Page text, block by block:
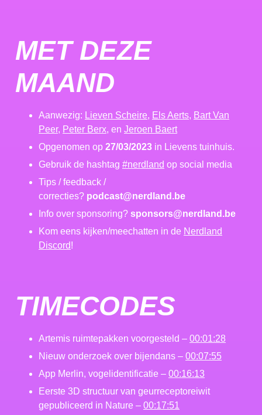
MET DEZE
MAAND
Aanwezig: Lieven Scheire, Els Aerts, Bart Van
Peer, Peter Berx, en Jeroen Baert
Opgenomen op 27/03/2023 in Lievens tuinhuis.
Gebruik de hashtag #nerdland op social media
Tips / feedback /
correcties? podcast@nerdland.be
Info over sponsoring? sponsors@nerdland.be
Kom eens kijken/meechatten in de Nerdland
Discord!
TIMECODES
Artemis ruimtepakken voorgesteld – 00:01:28
Nieuw onderzoek over bijendans – 00:07:55
App Merlin, vogelidentificatie – 00:16:13
Eerste 3D structuur van geurreceptoreiwit
gepubliceerd in Nature – 00:17:51